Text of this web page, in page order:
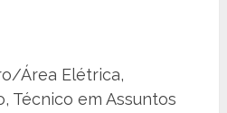
Área Elétrica,
Técnico em Assuntos